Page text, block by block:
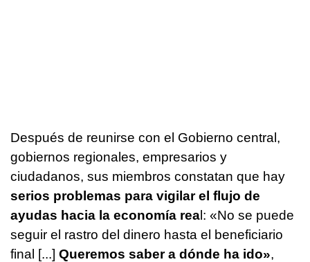
Después de reunirse con el Gobierno central,
gobiernos regionales, empresarios y
ciudadanos, sus miembros constatan que hay
serios problemas para vigilar el flujo de
ayudas hacia la economía real: «No se puede
seguir el rastro del dinero hasta el beneficiario
final [...] Queremos saber a dónde ha ido»,